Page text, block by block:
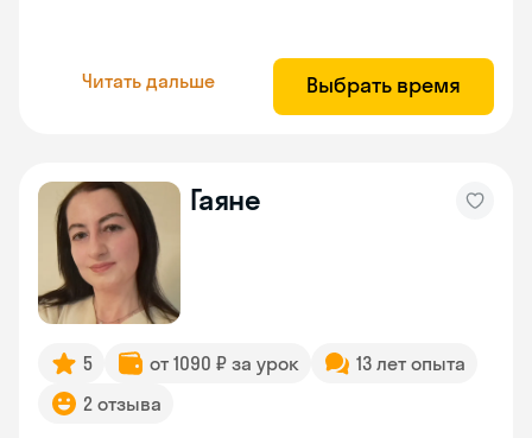
Читать дальше Выбрать время
Гаяне
5 от 1090 ₽ за урок
13 лет опыта
2 отзыва